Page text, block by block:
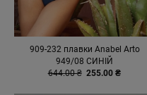
909-232 плавки Anabel Arto
949/08 СИНІЙ
644.00 ₴ 255.00 ₴